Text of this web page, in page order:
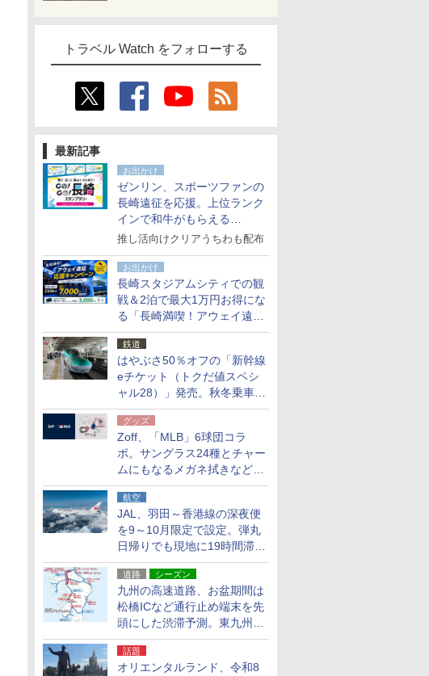
トラベル Watch をフォローする
最新記事
お出かけ
ゼンリン、スポーツファンの
長崎遠征を応援。上位ランク
インで和牛がもらえる
「GO！GO！長崎スタンプラ
推し活向けクリアうちわも配布
お出かけ
長崎スタジアムシティでの観
戦＆2泊で最大1万円お得にな
る「長崎満喫！アウェイ遠征
応援キャンペーン」
鉄道
はやぶさ50％オフの「新幹線
eチケット（トクだ値スペシ
ャル28）」発売。秋冬乗車
分、えきねっと限定
グッズ
Zoff、「MLB」6球団コラ
ボ。サングラス24種とチャー
ムにもなるメガネ拭きなど雑
貨24種
航空
JAL、羽田～香港線の深夜便
を9～10月限定で設定。弾丸
日帰りでも現地に19時間滞在
できる
道路 シーズン
九州の高速道路、お盆期間は
松橋ICなど通行止め端末を先
頭にした渋滞予測。東九州道
への迂回は料金調整を実施
話題
オリエンタルランド、令和8